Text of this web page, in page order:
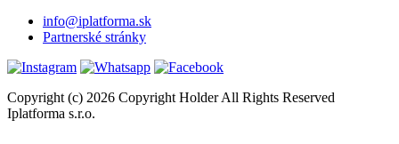
info@iplatforma.sk
Partnerské stránky
Copyright (c) 2026 Copyright Holder All Rights Reserved
Iplatforma s.r.o.